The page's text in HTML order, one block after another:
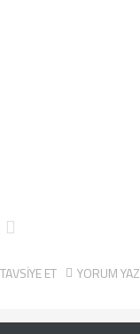
TAVSİYE ET YORUM YAZ